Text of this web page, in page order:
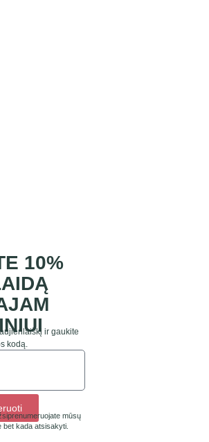
10%
ir gaukite
kodą.
mūsų
bet kada atsisakyti.